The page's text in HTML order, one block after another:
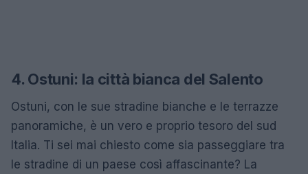
4. Ostuni: la città bianca del Salento
Ostuni, con le sue stradine bianche e le terrazze
panoramiche, è un vero e proprio tesoro del sud
Italia. Ti sei mai chiesto come sia passeggiare tra
le stradine di un paese così affascinante? La